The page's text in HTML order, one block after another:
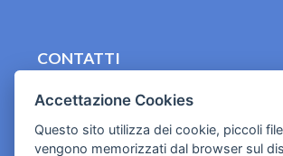
CONTATTI
Cookies e informativa privacy
Accettazione Cookies
Questo sito utilizza dei cookie, piccoli
vengono memorizzati dal browser sul